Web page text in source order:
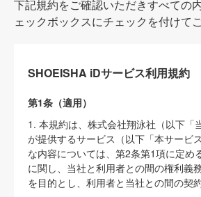
下記規約をご確認いただきすべての
ェックボックスにチェックを付けて
SHOEISHA iDサービス利用規約
第1条（適用）
1. 本規約は、株式会社翔泳社（以下「
が提供するサービス（以下「本サービ
な内容については、第2条第1項に定め
に関し、当社と利用者との間の権利義
を目的とし、利用者と当社との間の契